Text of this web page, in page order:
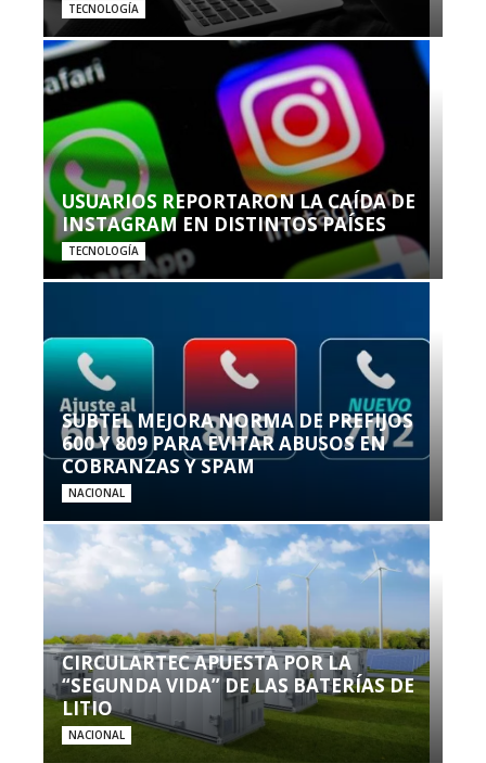
TECNOLOGÍA
USUARIOS REPORTARON LA CAÍDA DE
INSTAGRAM EN DISTINTOS PAÍSES
TECNOLOGÍA
SUBTEL MEJORA NORMA DE PREFIJOS
600 Y 809 PARA EVITAR ABUSOS EN
COBRANZAS Y SPAM
NACIONAL
CIRCULARTEC APUESTA POR LA
“SEGUNDA VIDA” DE LAS BATERÍAS DE
LITIO
NACIONAL